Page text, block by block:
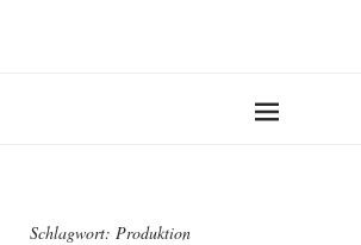
Schlagwort: Produktion